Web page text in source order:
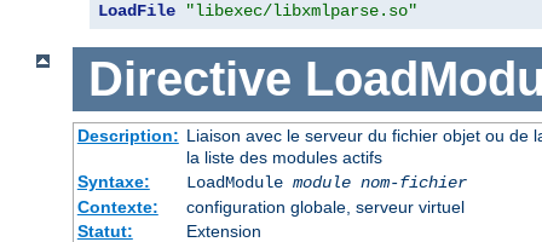
LoadFile "libexec/libxmlparse.so"
Directive
Description: Liaison avec le serveur du fichier objet ou de
la liste des modules actifs
Syntaxe:
LoadModule module nom-fichier
Contexte:
configuration globale, serveur virtuel
Statut:
Extension